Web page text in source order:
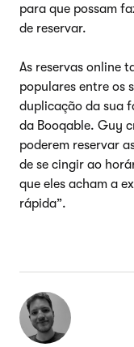
para que possam
de reservar.
As reservas online
populares entre os
duplicação da sua
da Booqable. Guy
poderem reservar
de se cingir ao
que eles acham a
rápida”.